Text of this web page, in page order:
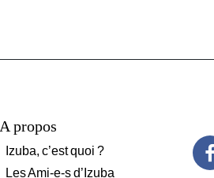
A propos
Izuba, c’est quoi ?
Les Ami-e-s d’Izuba